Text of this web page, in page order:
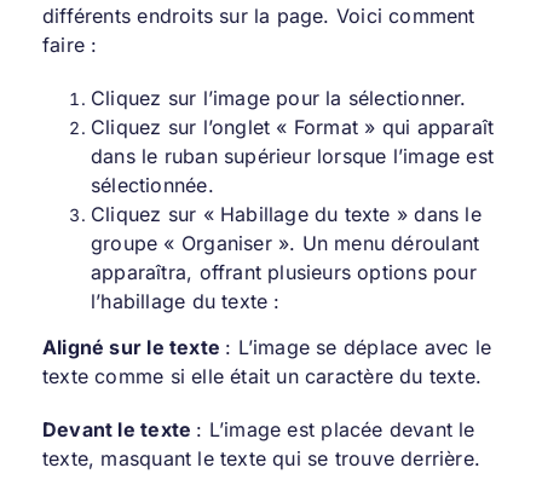
différents endroits sur la page. Voici comment
faire :
Cliquez sur l’image pour la sélectionner.
Cliquez sur l’onglet « Format » qui apparaît
dans le ruban supérieur lorsque l’image est
sélectionnée.
Cliquez sur « Habillage du texte » dans le
groupe « Organiser ». Un menu déroulant
apparaîtra, offrant plusieurs options pour
l’habillage du texte :
Aligné sur le texte : L’image se déplace avec le
texte comme si elle était un caractère du texte.
Devant le texte : L’image est placée devant le
texte, masquant le texte qui se trouve derrière.